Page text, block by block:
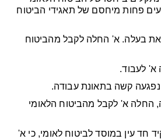
פחות מיחסם של תאגידי הביטוח
א' את בעלה. א' החלה לקבל מהביטוח
א' לעבוד.
נפגעה קשה בתאונת עבודה.
החלה א' לקבל מהביטוח הלאומי
חד עין במוסד לביטוח לאומי, כי א'